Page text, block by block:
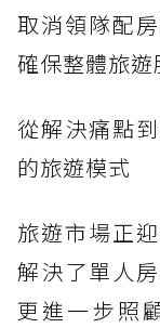
取消領隊配
確保整體旅遊
從解決痛點
的旅遊模式
旅遊市場正
解決了單人
更進一步照